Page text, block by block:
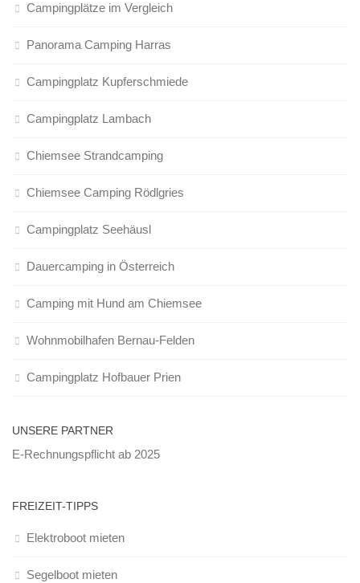
Campingplätze im Vergleich
Panorama Camping Harras
Campingplatz Kupferschmiede
Campingplatz Lambach
Chiemsee Strandcamping
Chiemsee Camping Rödlgries
Campingplatz Seehäusl
Dauercamping in Österreich
Camping mit Hund am Chiemsee
Wohnmobilhafen Bernau-Felden
Campingplatz Hofbauer Prien
UNSERE PARTNER
E-Rechnungspflicht ab 2025
FREIZEIT-TIPPS
Elektroboot mieten
Segelboot mieten